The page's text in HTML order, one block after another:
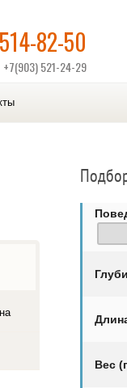
82-50
+7(903) 521-24-29
Вес